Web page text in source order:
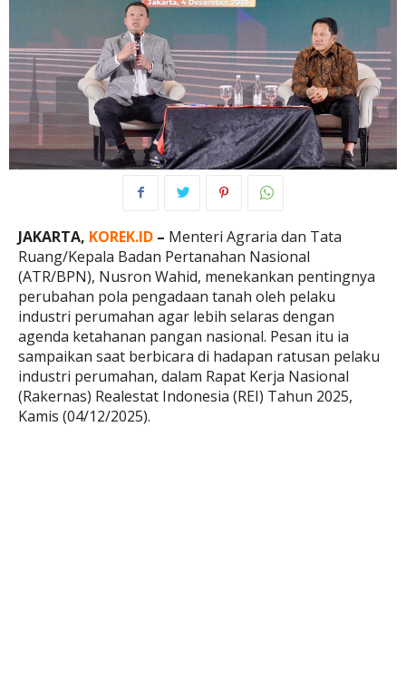
JAKARTA, KOREK.ID – Menteri Agraria dan Tata
Ruang/Kepala Badan Pertanahan Nasional
(ATR/BPN), Nusron Wahid, menekankan pentingnya
perubahan pola pengadaan tanah oleh pelaku
industri perumahan agar lebih selaras dengan
agenda ketahanan pangan nasional. Pesan itu ia
sampaikan saat berbicara di hadapan ratusan pelaku
industri perumahan, dalam Rapat Kerja Nasional
(Rakernas) Realestat Indonesia (REI) Tahun 2025,
Kamis (04/12/2025).